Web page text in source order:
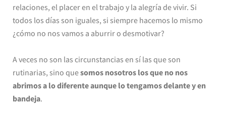
relaciones, el placer en el trabajo y la alegría de vivir. Si
todos los días son iguales, si siempre hacemos lo mismo
¿cómo no nos vamos a aburrir o desmotivar?
A veces no son las circunstancias en sí las que son
rutinarias, sino quesomos nosotros los que no nos
abrimos a lo diferente aunque lo tengamos delante y en
bandeja.